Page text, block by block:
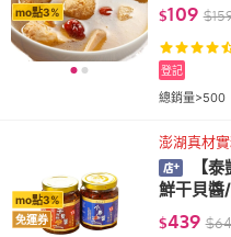
mo點3% $109 $
總銷量>500
登記
mo點3%
免運券
澎湖真材
【
鮮干貝醬
$439 $